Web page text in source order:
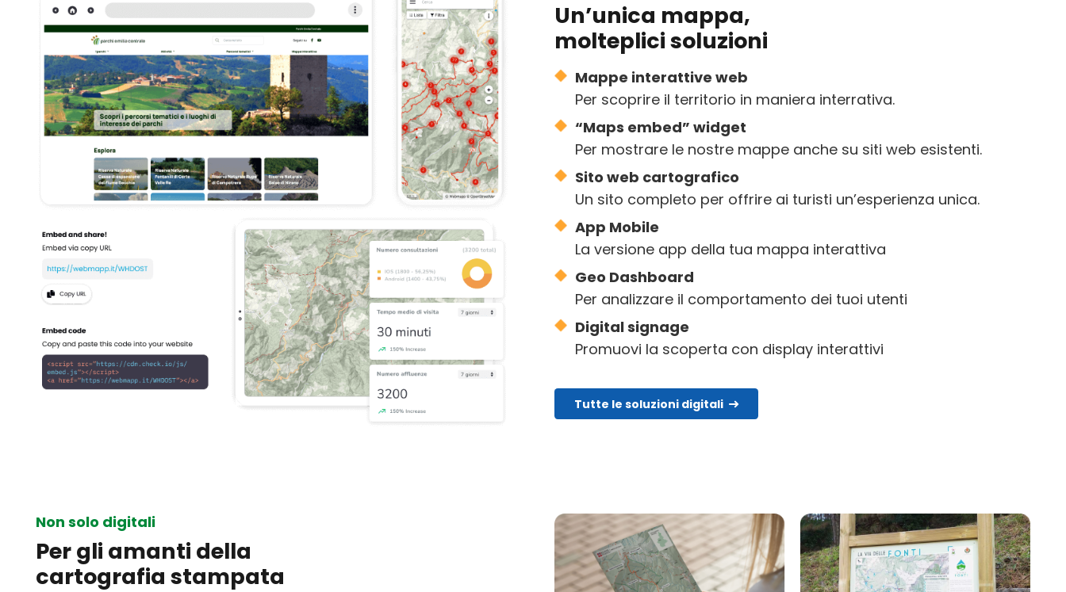
Un’unica mappa,
molteplici soluzioni
Mappe interattive web
Per scoprire il territorio in maniera interrativa.
“Maps embed” widget
Per mostrare le nostre mappe anche su siti web esistenti.
Sito web cartografico
Un sito completo per offrire ai turisti un’esperienza unica.
App Mobile
La versione app della tua mappa interattiva
Geo Dashboard
Per analizzare il comportamento dei tuoi utenti
Digital signage
Promuovi la scoperta con display interattivi
Tutte le soluzioni digitali
Non solo digitali
Per gli amanti della
cartografia stampata